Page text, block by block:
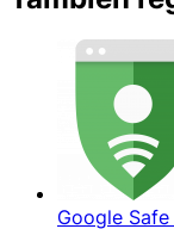
Google